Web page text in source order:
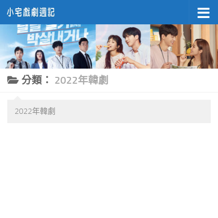
Skip to content
分類： 2022年韓劇
2022年韓劇